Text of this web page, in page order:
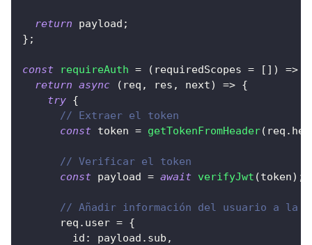
return payload ;
} ;
const requireAuth = ( requiredScopes = [ ] ) =>
return async ( req , res , next) => {
try {
// Extraer el token
const token = getTokenFromHeader( req .
// Verificar el token
const payload = await verifyJwt (token) ;
// Añadir información del usuario a la
      req
. user = {
id : payload . sub ,